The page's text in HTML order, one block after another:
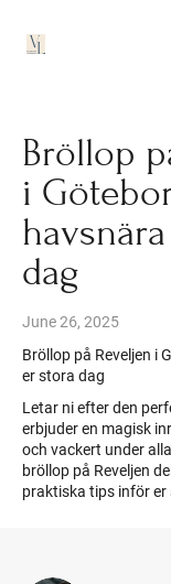
Bröllop
i
dag
June 26, 2025
Bröllop på Reveljen i
er stora dag
Letar ni efter den
erbjuder en magisk
och vackert under
bröllop på Reveljen
praktiska tips inför er